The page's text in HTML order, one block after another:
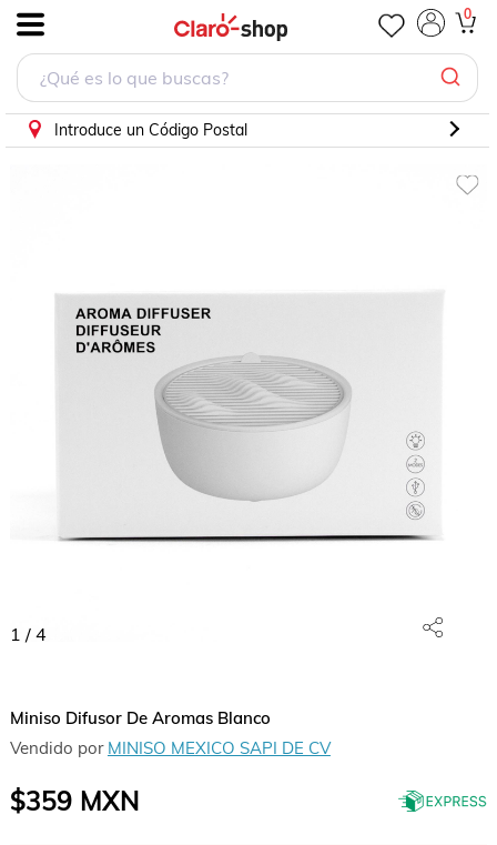
0
Introduce un Código Postal
1 / 4
Miniso Difusor De Aromas Blanco
Vendido por MINISO MEXICO SAPI DE CV
$359MXN